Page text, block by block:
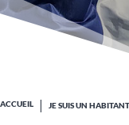
ACCUEIL JE SUIS UN HABITANT